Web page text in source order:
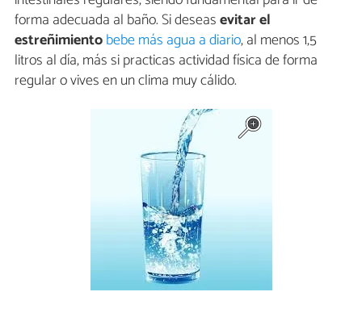
forma adecuada al baño. Si deseasevitar el
estreñimientobebe más agua a diario, al menos 1,5
litros al día, más si practicas actividad física de forma
regular o vives en un clima muy cálido.